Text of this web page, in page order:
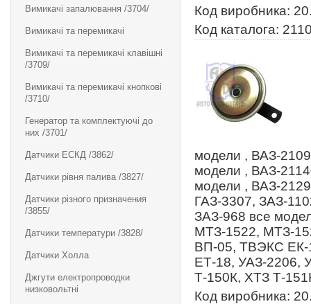
Вимикачі запалювання /3704/
Вимикачі та перемикачі
Вимикачі та перемикачі клавішні
/3709/
Вимикачі та перемикачі кнопкові
/3710/
Генератор та комплектуючі до
них /3701/
Датчики ЕСКД /3862/
Датчики рівня палива /3827/
Датчики різного призначения
/3855/
Датчики температури /3828/
Датчики Холла
Джгути електропроводки
низковольтні
Код виробника:
Код каталога:
модели , ВАЗ-
модели , ВАЗ-
модели , ВАЗ-
ГАЗ-3307, ЗАЗ-
ЗАЗ-968 все
МТЗ-1522, МТЗ-
ВП-05, ТВЭКС
ЕТ-18, УАЗ-2206,
Т-150К, ХТЗ Т-
Код виробника: